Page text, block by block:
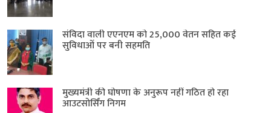
संविदा वाली एएनएम को 25,000 वेतन सहित कई
सुविधाओं पर बनी सहमति
मुख्यमंत्री की घोषणा के अनुरूप नहीं गठित हो रहा
आउटसोर्सिंग निगम